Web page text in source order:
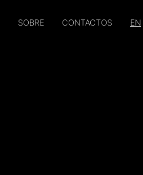
SOBRE CONTACTOS EN